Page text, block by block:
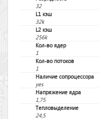
32
L1 кэш
32k
L2 кэш
256k
Кол-во ядер
1
Кол-во потоков
1
Наличие сопроцессора
yes
Напряжение ядра
1,75
Тепловыделение
24,5